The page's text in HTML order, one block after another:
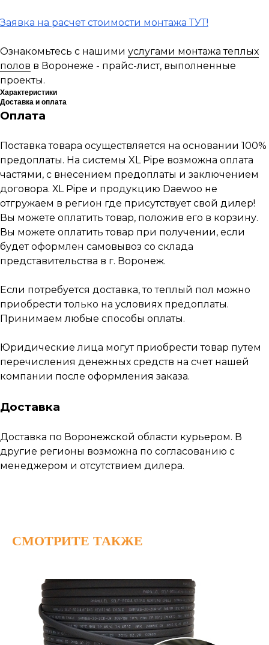
Заявка на расчет стоимости монтажа ТУТ!
Ознакомьтесь с нашими услугами монтажа теплых
полов в Воронеже - прайс-лист, выполненные
проекты.
Характеристики
Доставка и оплата
Оплата
Поставка товара осуществляется на основании 100%
предоплаты. На системы XL Pipe возможна оплата
частями, с внесением предоплаты и заключением
договора. ХL Pipe и продукцию Daewoo не
отгружаем в регион где присутствует свой дилер!
Вы можете оплатить товар, положив его в корзину.
Вы можете оплатить товар при получении, если
будет оформлен самовывоз со склада
представительства в г. Воронеж.
Если потребуется доставка, то теплый пол можно
приобрести только на условиях предоплаты.
Принимаем любые способы оплаты.
Юридические лица могут приобрести товар путем
перечисления денежных средств на счет нашей
компании после оформления заказа.
Доставка
Доставка по Воронежской области курьером. В
другие регионы возможна по согласованию с
менеджером и отсутствием дилера.
СМОТРИТЕ ТАКЖЕ
по монтажутеплых